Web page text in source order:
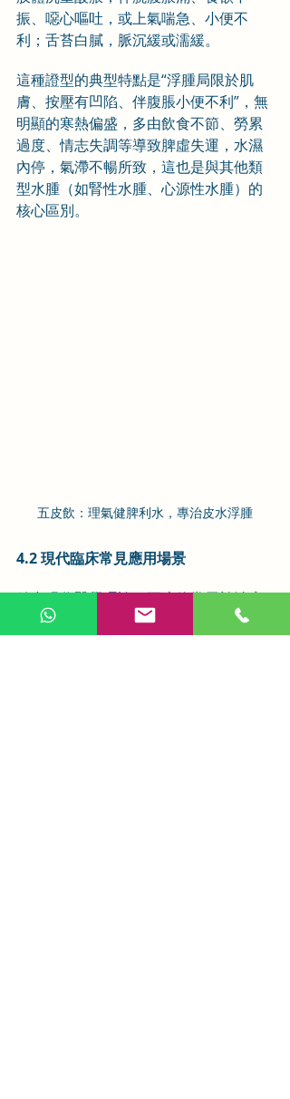
振、噁心嘔吐，或上氣喘急、小便不
利；舌苔白膩，脈沉緩或濡緩。
這種證型的典型特點是“浮腫局限於肌
膚、按壓有凹陷、伴腹脹小便不利”，無
明顯的寒熱偏盛，多由飲食不節、勞累
過度、情志失調等導致脾虛失運，水濕
內停，氣滯不暢所致，這也是與其他類
型水腫（如腎性水腫、心源性水腫）的
核心區別。
五皮飲：理氣健脾利水，專治皮水浮腫
4.2 現代臨床常見應用場景
結合現代醫學理論，五皮飲常用於治療
以下幾種疾病，只要辨證屬於脾虛濕
盛、氣滯水停型，均可加減應用：